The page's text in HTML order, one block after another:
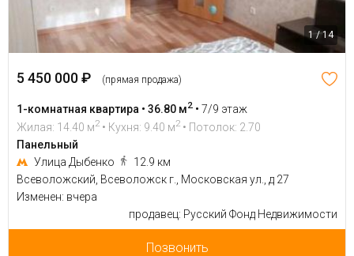
1 / 14
5 450 000 ₽ (прямая продажа)
1-комнатная квартира • 36.80 м2 • 7/9 этаж
Жилая: 14.40 м2 • Кухня: 9.40 м2 • Потолок: 2.70
Панельный
Улица Дыбенко
12.9 км
Всеволожский, Всеволожск г., Московская ул., д 27
Изменен: вчера
продавец: Русский Фонд Недвижимости
Позвонить